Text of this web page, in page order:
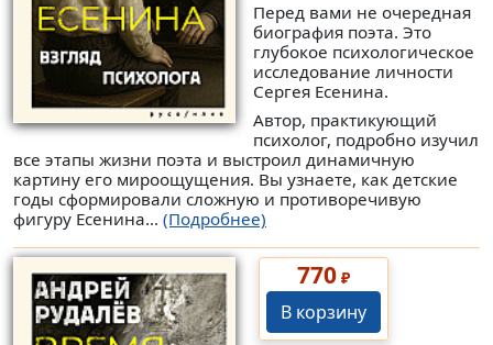
Перед вами не очередная
биография поэта. Это
глубокое психологическое
исследование личности
Сергея Есенина.
Автор, практикующий
психолог, подробно изучил
все этапы жизни поэта и выстроил динамичную
картину его мироощущения. Вы узнаете, как детские
годы сформировали сложную и противоречивую
фигуру Есенина... (Подробнее)
770₽
В корзину